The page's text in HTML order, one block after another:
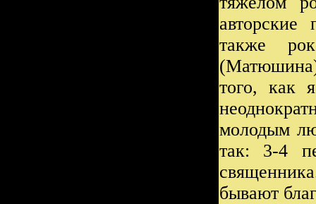
также
того, как
молодым
так: 3-4
бывают